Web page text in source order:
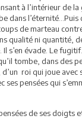
à l’intérieur de
dans l’éternité…Puis
de marteau contre
qualité ni quantité,
Il s’en évade. Le
tombe, dans des
d’un roi qui joue
ses pensées qui
de ses doigts